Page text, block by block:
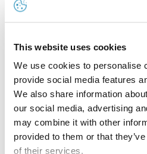
This website uses cookies
We use cookies to personalise
provide social media features
We also share information
our social media, advertising
may combine it with other
provided to them or that
of their services.
27. März 2023
Aurubis und SMS group
Multimetall-Recyclingwerks
Aurubis wird den